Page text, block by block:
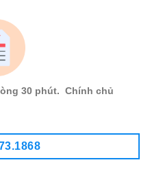
30 phút. Chính chủ